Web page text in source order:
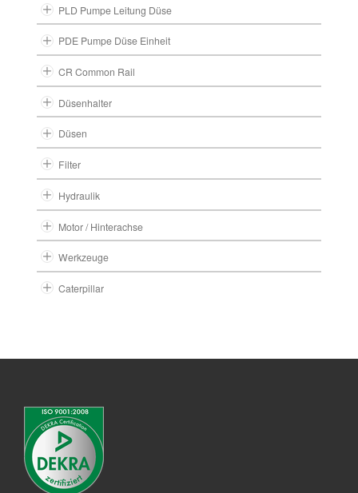
PLD Pumpe Leitung Düse
PDE Pumpe Düse Einheit
CR Common Rail
Düsenhalter
Düsen
Filter
Hydraulik
Motor / Hinterachse
Werkzeuge
Caterpillar